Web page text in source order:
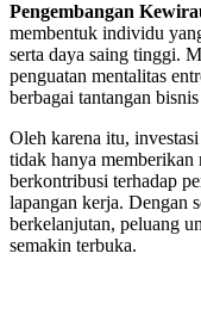
Pengembangan
membentuk individu
serta daya saing tinggi.
penguatan mentalitas
berbagai tantangan
Oleh karena itu,
tidak hanya
berkontribusi terhadap
lapangan kerja. Dengan
berkelanjutan, peluang
semakin terbuka.